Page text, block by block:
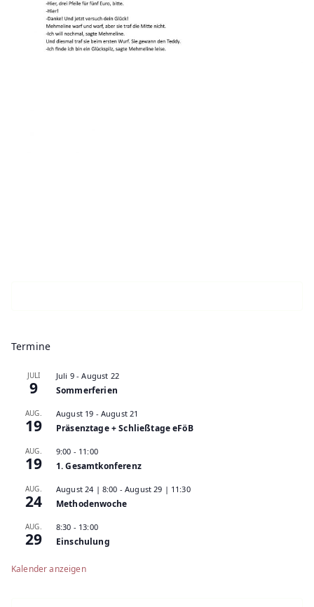
Termine
JULI
9
Juli 9-August 22
Sommerferien
AUG.
19
August 19 - August 21
Präsenztage + Schließtage eFöB
AUG.
19
9:00 - 11:00
1. Gesamtkonferenz
AUG.
24
August 24 | 8:00 -August 29 | 11:30
Methodenwoche
AUG.
29
8:30 - 13:00
Einschulung
Kalender anzeigen